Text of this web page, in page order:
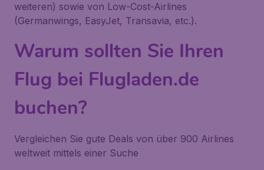
weiteren) sowie von Low-Cost-Airlines
(Germanwings, EasyJet, Transavia, etc.).
Warum sollten Sie Ihren
Flug bei Flugladen.de
buchen?
Vergleichen Sie gute Deals von über 900 Airlines
weltweit mittels einer Suche